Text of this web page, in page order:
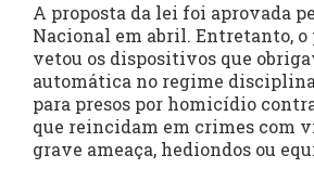
A proposta da lei foi aprovada
Nacional em abril. Entretanto, o
vetou os dispositivos que
automática no regime
para presos por homicídio
que reincidam em crimes com
grave ameaça, hediondos ou